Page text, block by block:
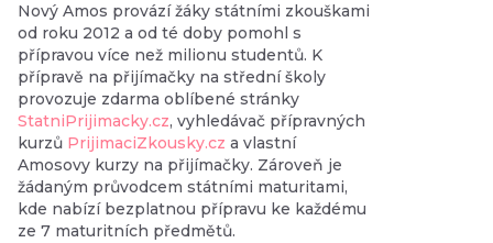
Nový Amos provází žáky státními zkouškami
od roku 2012 a od té doby pomohl s
přípravou více než milionu studentů. K
přípravě na přijímačky na střední školy
provozuje zdarma oblíbené stránky
StatniPrijimacky.cz, vyhledávač přípravných
kurzů PrijimaciZkousky.cz a vlastní
Amosovy kurzy na přijímačky. Zároveň je
žádaným průvodcem státními maturitami,
kde nabízí bezplatnou přípravu ke každému
ze 7 maturitních předmětů.